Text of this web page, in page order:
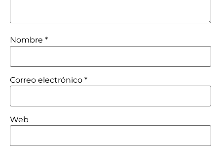
Nombre *
Correo electrónico *
Web